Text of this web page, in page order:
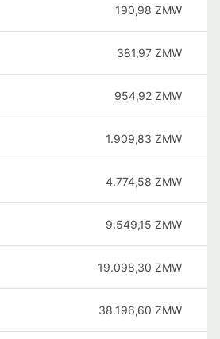
190,98 ZMW
381,97 ZMW
954,92 ZMW
1.909,83 ZMW
4.774,58 ZMW
9.549,15 ZMW
19.098,30 ZMW
38.196,60 ZMW